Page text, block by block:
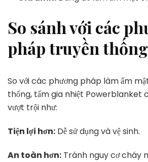
So sánh với các
pháp truyền
So với các phương pháp làm ấm
thống, tấm gia nhiệt Powerblanket
vượt trội như:
Tiện lợi hơn: Dễ sử dụng và vệ sinh.
An toàn hơn: Tránh nguy cơ cháy